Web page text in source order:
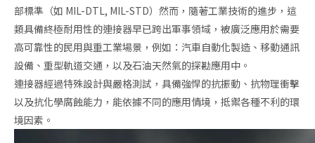
部標準（如 MIL-DTL, MIL-STD）然而，隨著工業技術的進步，這
類具備終極耐用性的連接器早已跨出軍事領域，被廣泛應用於需要
高可靠性的民用與重工業場景，例如：汽車自動化製造、移動通訊
設備、重型軌道交通，以及石油天然氣的探勘應用中。
連接器經過特殊設計與嚴格測試，具備強悍的抗振動、抗物理衝擊
以及抗化學腐蝕能力，能依據不同的應用情境，抵禦各種不利的環
境因素。